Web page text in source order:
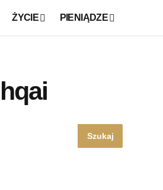
ŻYCIE PIENIĄDZE
Szukaj